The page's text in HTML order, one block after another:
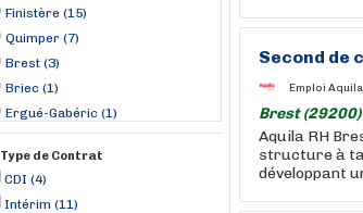
Finistère (15)
Quimper (7)
Brest (3)
Briec (1)
Ergué-Gabéric (1)
Landerneau (1)
Le Conquet (1)
Pluguffan (1)
Type de Contrat
CDI (4)
Intérim (11)
Second de
Emploi Aquila
Brest (29200)
Aquila RH
structure à
développant